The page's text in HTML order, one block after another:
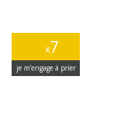
x7
je m’engage à prier